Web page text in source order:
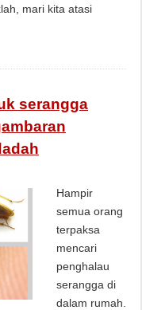
mari kita atasi
serangga
Hampir
semua orang
terpaksa
mencari
penghalau
serangga di
dalam rumah.